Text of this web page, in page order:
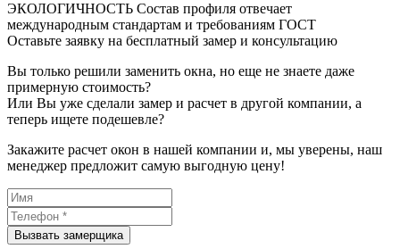
ЭКОЛОГИЧНОСТЬ Состав профиля отвечает
международным стандартам и требованиям ГОСТ
Оставьте заявку на бесплатный замер и консультацию
Вы только решили заменить окна, но еще не знаете даже
примерную стоимость?
Или Вы уже сделали замер и расчет в другой компании, а
теперь ищете подешевле?
Закажите расчет окон в нашей компании и, мы уверены, наш
менеджер предложит самую выгодную цену!